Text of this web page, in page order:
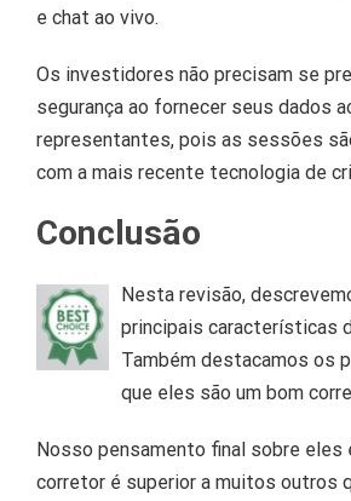
e chat ao vivo.
Os investidores não precisam se
segurança ao fornecer seus dados
representantes, pois as sessões
com a mais recente tecnologia de
Conclusão
Nesta revisão,
principais características
Também destacamos os
que eles são um bom
Nosso pensamento final sobre eles
corretor é superior a muitos outros